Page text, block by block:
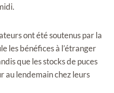
ont été soutenus par la
les bénéfices à l’étranger
que les stocks de puces
au lendemain chez leurs